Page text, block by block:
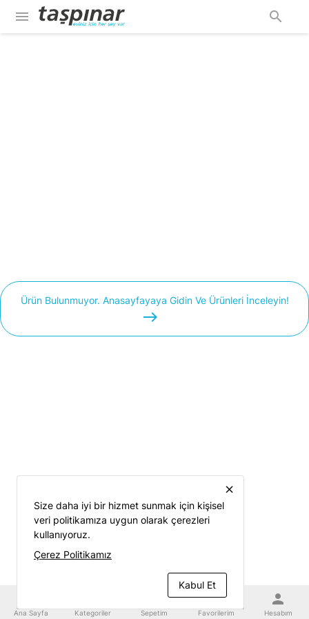
menu search
Ürün Bulunmuyor. Anasayfayaya Gidin Ve Ürünleri İnceleyin!
easts
Ana Sayfa Kategoriler Sepetim
favorite
Favorilerim
person
Hesabım
close
Size daha iyi bir hizmet sunmak için kişisel
veri politikamıza uygun olarak çerezleri
kullanıyoruz.
Çerez Politikamız
Kabul Et